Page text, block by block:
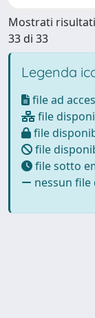
Mostrati
33 di 33
Legenda
file ad
file
file
file
file sotto
nessun